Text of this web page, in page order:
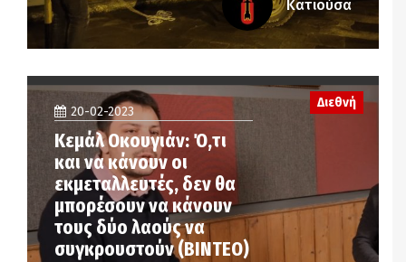
Κατιούσα
20-02-2023
Κεμάλ Οκουγιάν: Ό,τι
και να κάνουν οι
εκμεταλλευτές, δεν θα
μπορέσουν να κάνουν
τους δύο λαούς να
συγκρουστούν (ΒΙΝΤΕΟ)
Διεθνή